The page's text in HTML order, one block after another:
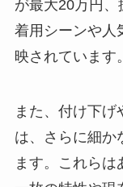
が最大20万円、
着用シーンや人
映されています。
また、付け下
は、さらに細か
ます。これら